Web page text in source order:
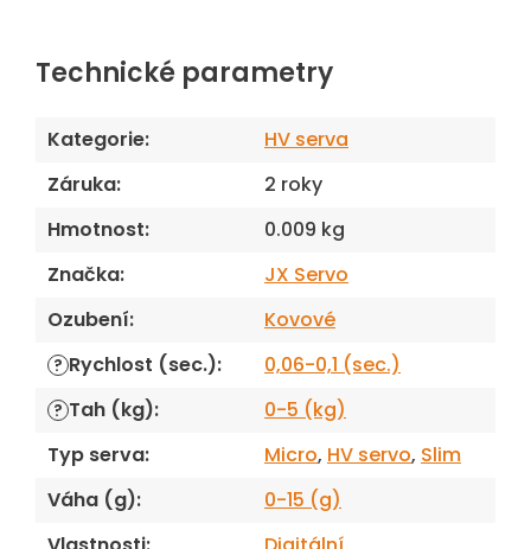
Technické parametry
Kategorie:
HV serva
Záruka:
2 roky
Hmotnost:
0.009 kg
Značka:
JX Servo
Ozubení: Kovové
? Rychlost (sec.): 0,06-0,1 (sec.)
? Tah (kg):
0-5 (kg)
Typ serva: Micro, HV servo, Slim
Váha (g):
0-15 (g)